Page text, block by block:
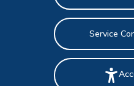
Service